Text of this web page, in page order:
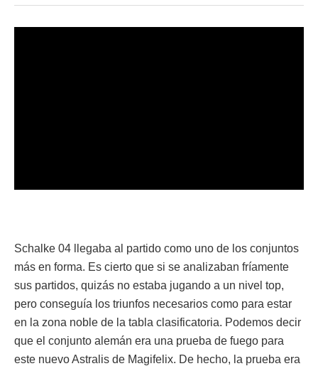
Schalke 04 llegaba al partido como uno de los conjuntos
más en forma. Es cierto que si se analizaban fríamente
sus partidos, quizás no estaba jugando a un nivel top,
pero conseguía los triunfos necesarios como para estar
en la zona noble de la tabla clasificatoria. Podemos decir
que el conjunto alemán era una prueba de fuego para
este nuevo Astralis de Magifelix. De hecho, la prueba era